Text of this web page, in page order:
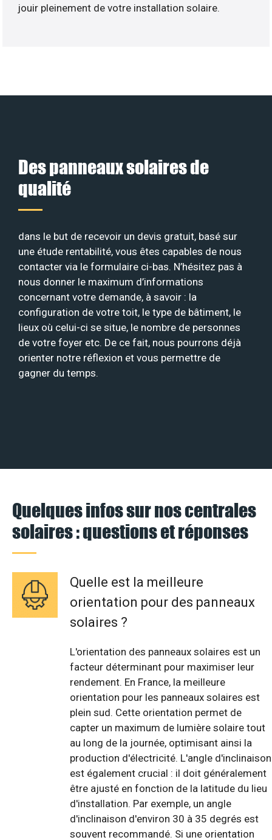
jouir pleinement de votre installation solaire.
Des panneaux solaires de
qualité
dans le but de recevoir un devis gratuit, basé sur
une étude rentabilité, vous êtes capables de nous
contacter via le formulaire ci-bas. N’hésitez pas à
nous donner le maximum d’informations
concernant votre demande, à savoir : la
configuration de votre toit, le type de bâtiment, le
lieux où celui-ci se situe, le nombre de personnes
de votre foyer etc. De ce fait, nous pourrons déjà
orienter notre réflexion et vous permettre de
gagner du temps.
Quelques infos sur nos centrales
solaires : questions et réponses
Quelle est la meilleure
orientation pour des panneaux
solaires ?
L'orientation des panneaux solaires est un
facteur déterminant pour maximiser leur
rendement. En France, la meilleure
orientation pour les panneaux solaires est
plein sud. Cette orientation permet de
capter un maximum de lumière solaire tout
au long de la journée, optimisant ainsi la
production d'électricité. L'angle d'inclinaison
est également crucial : il doit généralement
être ajusté en fonction de la latitude du lieu
d'installation. Par exemple, un angle
d'inclinaison d'environ 30 à 35 degrés est
souvent recommandé. Si une orientation